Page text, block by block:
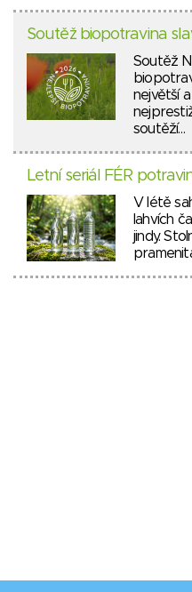
Soutěž biopotravina
Soutěž
největší a
soutěží…
Letní seriál FÉR
V létě
lahvích
jindy.